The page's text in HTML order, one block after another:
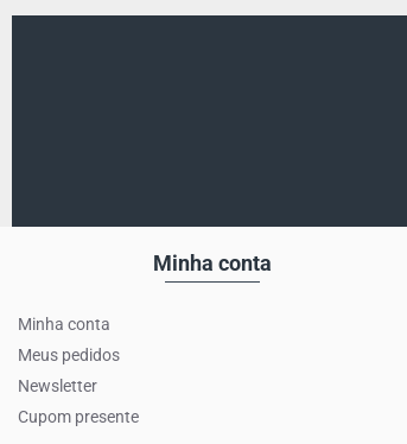
Minha conta
Minha conta
Meus pedidos
Newsletter
Cupom presente